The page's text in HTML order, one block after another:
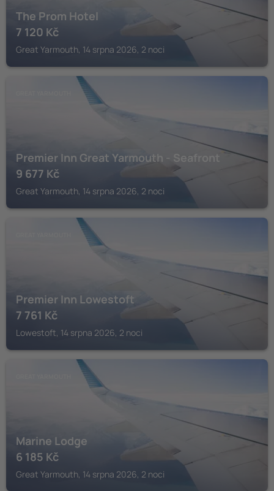
The Prom Hotel
7 120 Kč
Great Yarmouth, 14 srpna 2026, 2 noci
Premier Inn Great Yarmouth - Seafront
9 677 Kč
Great Yarmouth, 14 srpna 2026, 2 noci
Premier Inn Lowestoft
7 761 Kč
Lowestoft, 14 srpna 2026, 2 noci
Marine Lodge
6 185 Kč
Great Yarmouth, 14 srpna 2026, 2 noci